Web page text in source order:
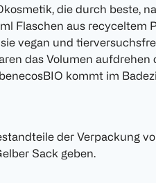
die durch beste,
Flaschen aus recyceltem
vegan und
das Volumen aufdrehen
kommt im
der Verpackung
Sack geben.